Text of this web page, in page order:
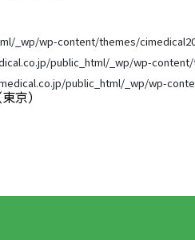
_wp/wp-content/themes/
public_html/_wp/wp-
public_html/_wp/wp-
京）